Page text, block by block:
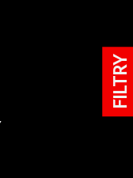
FILTRY